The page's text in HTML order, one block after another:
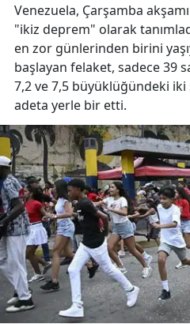
Venezuela, Çarşamba
"ikiz deprem" olarak
en zor günlerinden birini
başlayan felaket, sadece 39
7,2 ve 7,5 büyüklüğündeki
adeta yerle bir etti.